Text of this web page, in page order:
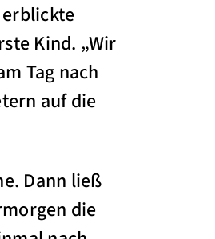
Kind. „Wir
Tag nach
auf die
Dann ließ
die